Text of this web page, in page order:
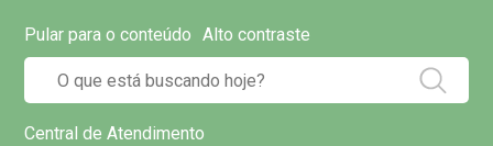
Pular para o conteúdo Alto contraste
Central de Atendimento